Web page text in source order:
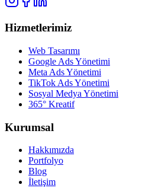
Hizmetlerimiz
Web Tasarımı
Google Ads Yönetimi
Meta Ads Yönetimi
TikTok Ads Yönetimi
Sosyal Medya Yönetimi
365° Kreatif
Kurumsal
Hakkımızda
Portfolyo
Blog
İletişim